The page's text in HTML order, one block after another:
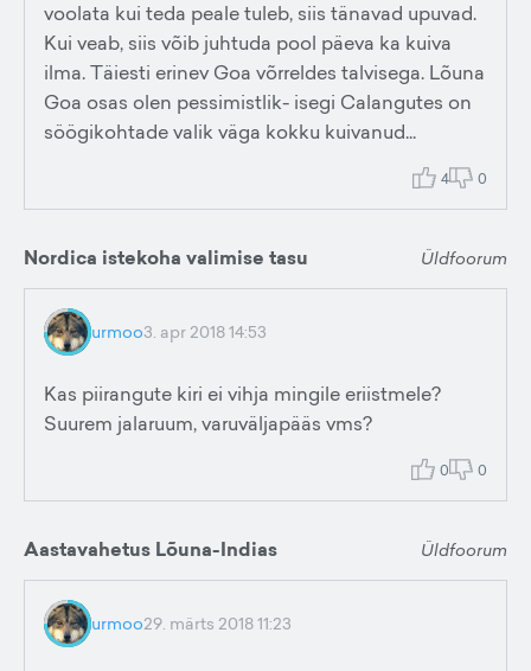
voolata kui teda peale tuleb, siis tänavad upuvad.
Kui veab, siis võib juhtuda pool päeva ka kuiva
ilma. Täiesti erinev Goa võrreldes talvisega. Lõuna
Goa osas olen pessimistlik- isegi Calangutes on
söögikohtade valik väga kokku kuivanud...
4 0
Nordica istekoha valimise tasu Üldfoorum
urmoo3. apr 2018 14:53
Kas piirangute kiri ei vihja mingile eriistmele?
Suurem jalaruum, varuväljapääs vms?
0 0
Aastavahetus Lõuna-Indias Üldfoorum
urmoo29. märts 2018 11:23